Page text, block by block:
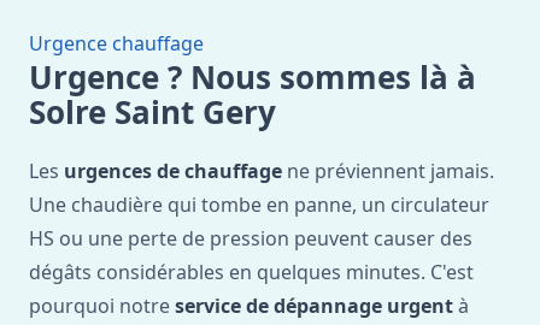
Urgence chauffage
Urgence ? Nous sommes là à
Solre Saint Gery
Les urgences de chauffage ne préviennent jamais.
Une chaudière qui tombe en panne, un circulateur
HS ou une perte de pression peuvent causer des
dégâts considérables en quelques minutes. C'est
pourquoi notreservice de dépannage urgentà